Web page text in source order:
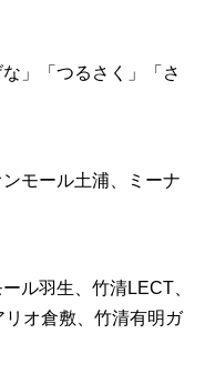
」「つるさく」「さ
モール土浦、ミーナ
ル羽生、竹清LECT、
オ倉敷、竹清有明ガ